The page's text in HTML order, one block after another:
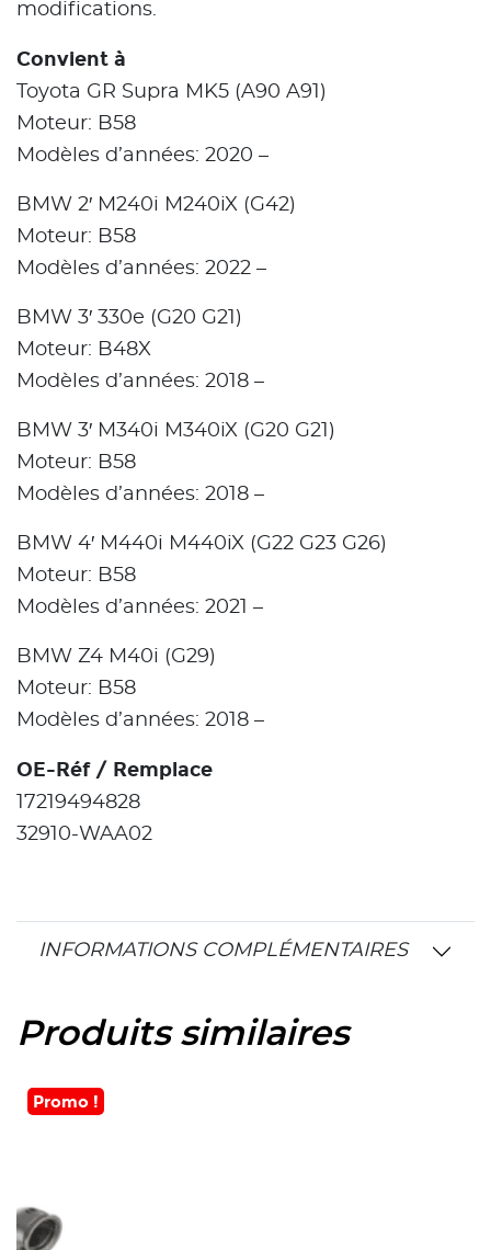
modifications.
Convient à
Toyota GR Supra MK5 (A90 A91)
Moteur: B58
Modèles d’années: 2020 –
BMW 2′ M240i M240iX (G42)
Moteur: B58
Modèles d’années: 2022 –
BMW 3′ 330e (G20 G21)
Moteur: B48X
Modèles d’années: 2018 –
BMW 3′ M340i M340iX (G20 G21)
Moteur: B58
Modèles d’années: 2018 –
BMW 4′ M440i M440iX (G22 G23 G26)
Moteur: B58
Modèles d’années: 2021 –
BMW Z4 M40i (G29)
Moteur: B58
Modèles d’années: 2018 –
OE-Réf / Remplace
17219494828
32910-WAA02
INFORMATIONS COMPLÉMENTAIRES
Produits similaires
Promo !